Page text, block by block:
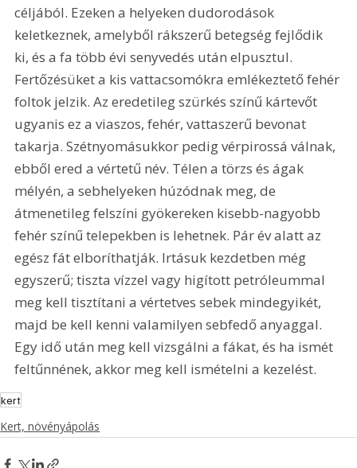
céljából. Ezeken a helyeken dudorodások
keletkeznek, amelyből rákszerű betegség fejlődik
ki, és a fa több évi senyvedés után elpusztul.
Fertőzésüket a kis vattacsomókra emlékeztető fehér
foltok jelzik. Az eredetileg szürkés színű kártevőt
ugyanis ez a viaszos, fehér, vattaszerű bevonat
takarja. Szétnyomásukkor pedig vérpirossá válnak,
ebből ered a vértetű név. Télen a törzs és ágak
mélyén, a sebhelyeken húzódnak meg, de
átmenetileg felszíni gyökereken kisebb-nagyobb
fehér színű telepekben is lehetnek. Pár év alatt az
egész fát elboríthatják. Irtásuk kezdetben még
egyszerű; tiszta vízzel vagy higított petróleummal
meg kell tisztítani a vértetves sebek mindegyikét,
majd be kell kenni valamilyen sebfedő anyaggal.
Egy idő után meg kell vizsgálni a fákat, és ha ismét
feltűnnének, akkor meg kell ismételni a kezelést.
kert
Kert, növényápolás